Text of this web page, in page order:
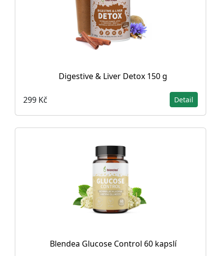
Digestive & Liver Detox 150 g
299 Kč Detail
Blendea Glucose Control 60 kapslí